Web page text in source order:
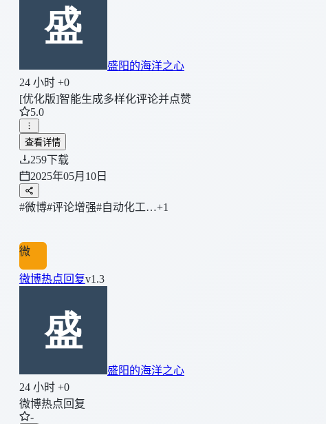
盛阳的海洋之心
24 小时 +0
[优化版]智能生成多样化评论并点赞
5.0
查看详情
259下载
2025年05月10日
#微博#评论增强#自动化工…+1
微
微博热点回复v1.3
盛阳的海洋之心
24 小时 +0
微博热点回复
-